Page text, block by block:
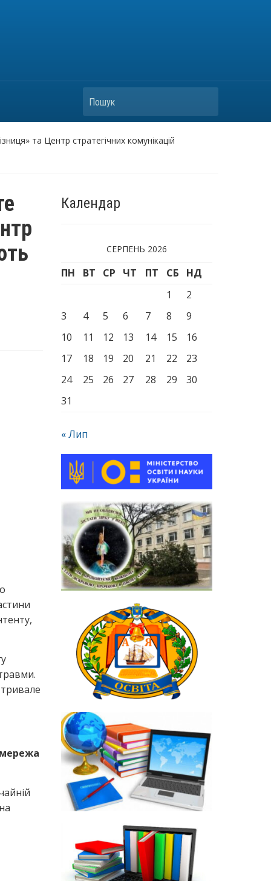
Пошук
та Центр стратегічних комунікацій
Календар
СЕРПЕНЬ 2026
ПН ВТ СР ЧТ ПТ СБ
НД
1
2
3
4 5 6 7 8
9
10
11 12 13 14 15
16
17
18 19 20 21 22
23
24
25 26 27 28 29
30
31
« Лип